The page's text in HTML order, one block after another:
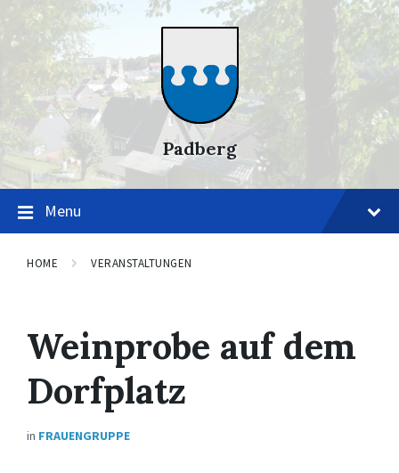
Skip
content
Skip
main
navigation
Skip
footer
Padberg
Menu
HOME VERANSTALTUNGEN
Weinprobe auf dem
Dorfplatz
in FRAUENGRUPPE